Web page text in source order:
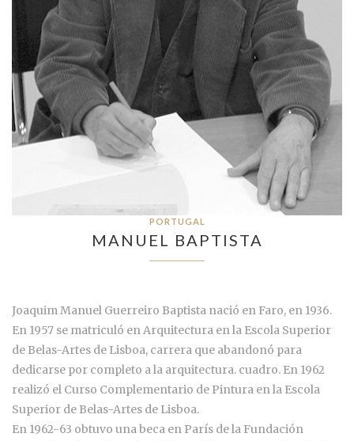
PORTUGAL
MANUEL BAPTISTA
Joaquim Manuel Guerreiro Baptista nació en Faro, en 1936.
En 1957 se matriculó en Arquitectura en la Escola Superior
de Belas-Artes de Lisboa, carrera que abandonó para
dedicarse por completo a la arquitectura. cuadro. En 1962
realizó el Curso Complementario de Pintura en la Escola
Superior de Belas-Artes de Lisboa.
En 1962-63 obtuvo una beca en París de la Fundación